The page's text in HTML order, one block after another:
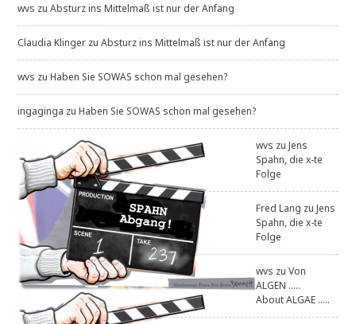
wvs zuAbsturz ins Mittelmaß ist nur der Anfang
Claudia Klinger zuAbsturz ins Mittelmaß ist nur der Anfang
wvs zuHaben Sie SOWAS schon mal gesehen?
ingaginga zuHaben Sie SOWAS schon mal gesehen?
wvs zuJens
Spahn, die x-te
Folge
Fred Lang zuJens
Spahn, die x-te
Folge
wvs zuVon
ALGEN .....
About ALGAE .....